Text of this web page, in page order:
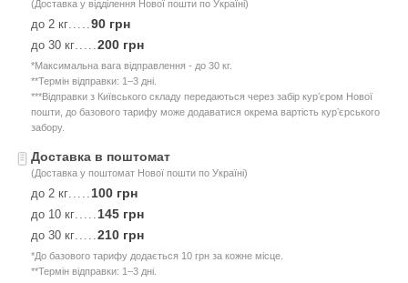
(Доставка у відділення Нової пошти по Україні)
до 2 кг.....90 грн
до 30 кг.....200 грн
*Максимальна вага відправлення - до 30 кг.
**Термін відправки: 1–3 дні.
***Відправки з Київського складу передаються через забір курʼєром Нової
пошти, до базового тарифу може додаватися окрема вартість курʼєрського
забору.
Доставка в поштомат
(Доставка у поштомат Нової пошти по Україні)
до 2 кг.....100 грн
до 10 кг.....145 грн
до 30 кг.....210 грн
*До базового тарифу додається 10 грн за кожне місце.
**Термін відправки: 1–3 дні.